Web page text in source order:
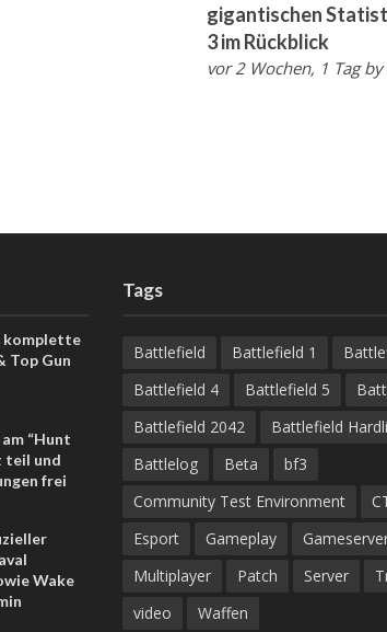
gigantischen
3 im Rückblick
vor 2 Wochen, 1 Tag by
komplette
Top Gun
“Hunt
teil und
frei
Wake
Tags
Battlefield Battlefield 1
Battlefield 4
Battlefield 5
Battlefield 2042
Battlefield
Battlelog
Beta
bf3
Community Test Environment
Esport
Gameplay
Multiplayer
Patch Server
video
Waffen